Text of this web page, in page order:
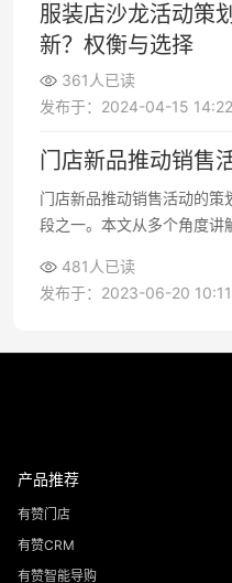
服装店沙龙活动策
新？权衡与选择
361人已读
发布于：2024-04-15
门店新品推动销售
门店新品推动销售活动的
段之一。本文从多个角度讲
广活动和数据分析等方面
481人已读
发布于：2023-06-20
产品推荐
有赞门店
有赞CRM
有赞智能导购